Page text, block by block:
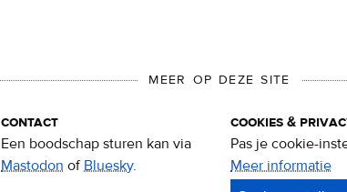
MEER OP DEZE SITE
contact
Een boodschap sturen kan via
Mastodon ofBluesky.
cookies &
Pas je cookie-
Meer informatie